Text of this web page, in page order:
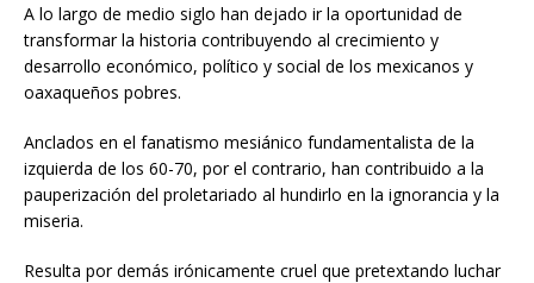
A lo largo de medio siglo han dejado ir la oportunidad de
transformar la historia contribuyendo al crecimiento y
desarrollo económico, político y social de los mexicanos y
oaxaqueños pobres.
Anclados en el fanatismo mesiánico fundamentalista de la
izquierda de los 60-70, por el contrario, han contribuido a la
pauperización del proletariado al hundirlo en la ignorancia y la
miseria.
Resulta por demás irónicamente cruel que pretextando luchar